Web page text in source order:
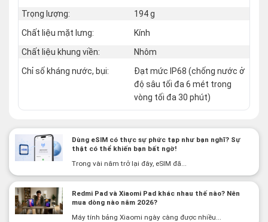
Trọng lượng:
194 g
Chất liệu mặt lưng:
Kính
Chất liệu khung viền:
Nhôm
Chỉ số kháng nước, bụi:
Đạt mức IP68 (chống nước ở
độ sâu tối đa 6 mét trong
vòng tối đa 30 phút)
Dùng eSIM có thực sự phức tạp như bạn nghĩ? Sự
thật có thể khiến bạn bất ngờ!
Trong vài năm trở lại đây, eSIM đã...
Redmi Pad và Xiaomi Pad khác nhau thế nào? Nên
mua dòng nào năm 2026?
Máy tính bảng Xiaomi ngày càng được nhiều...